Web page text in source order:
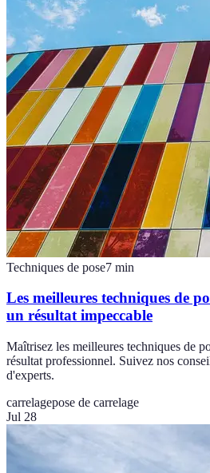
Techniques de pose7 min
Les meilleures techniques de
un résultat impeccable
Maîtrisez les meilleures techniques de
résultat professionnel. Suivez nos
d'experts.
carrelagepose de carrelage
Jul 28